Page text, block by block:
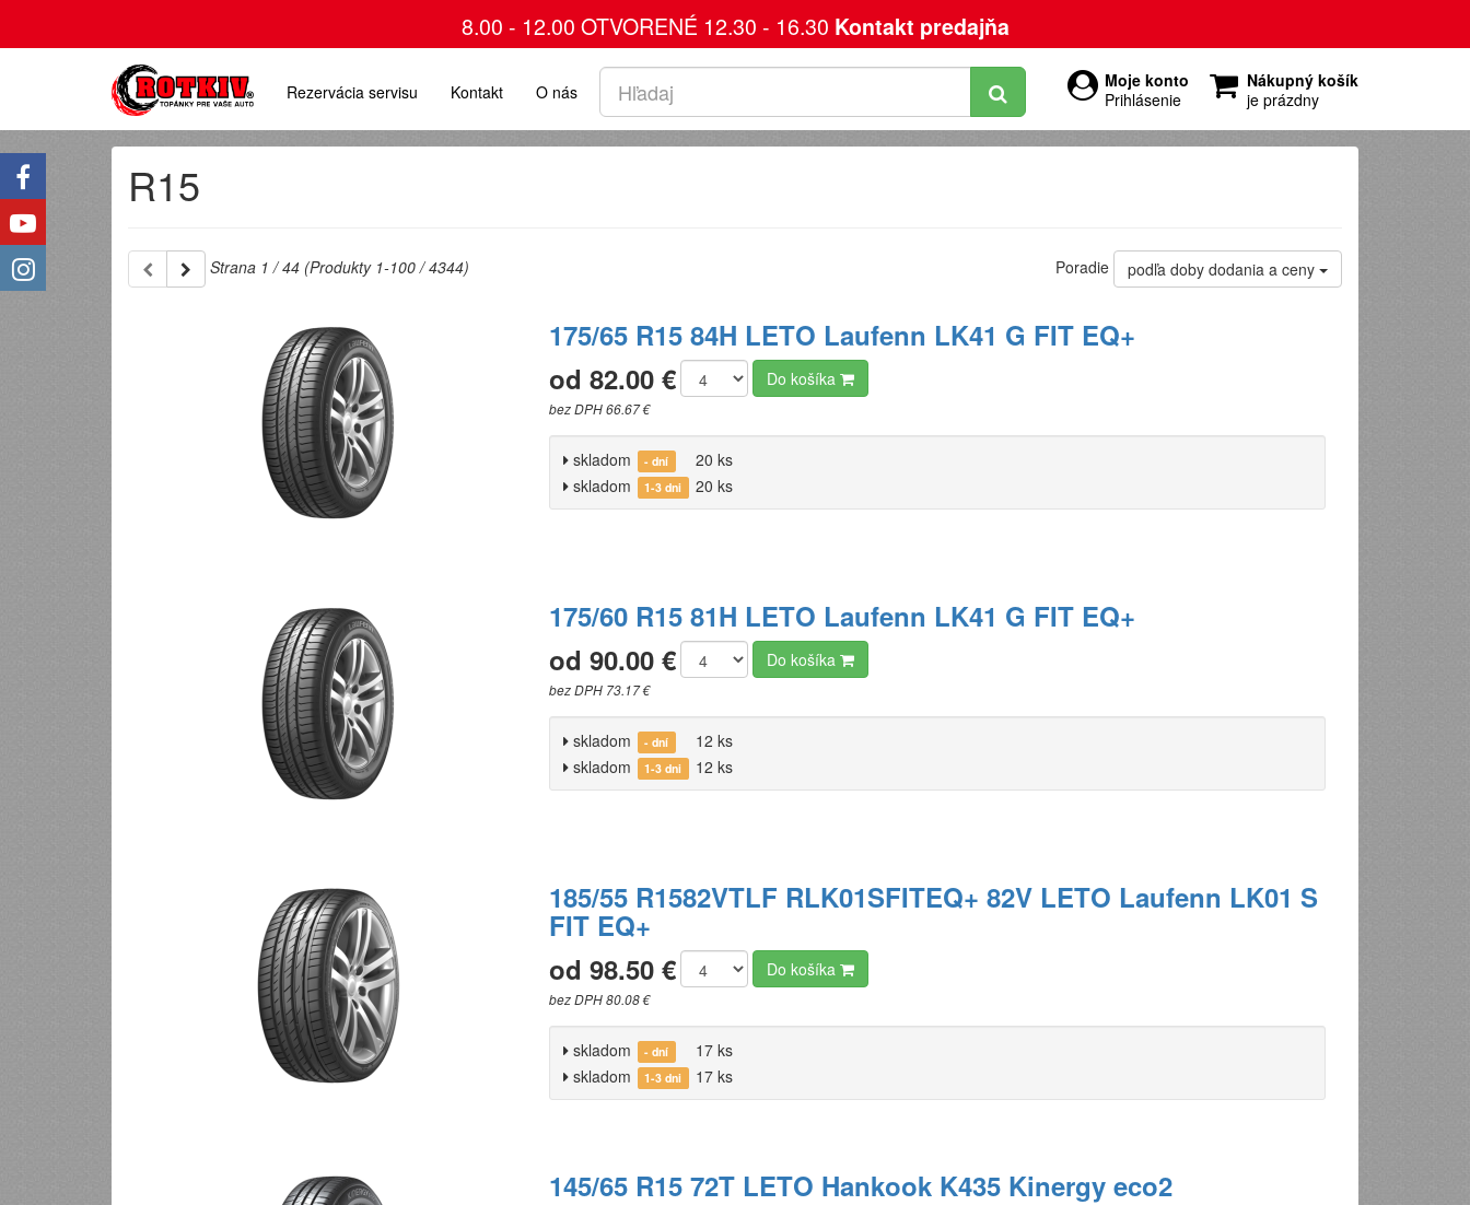
8.00 - 12.00 OTVORENÉ 12.30 - 16.30 Kontakt predajňa
Moje konto
Prihlásenie
Nákupný košík
je prázdny
Rezervácia servisu Kontakt O nás
R15
Poradie podľa doby dodania a ceny
Strana 1 / 44 (Produkty 1-100 / 4344)
175/65 R15 84H LETO Laufenn LK41 G FIT EQ+
od 82.00 €
bez DPH 66.67 €
Do košíka
skladom - dní
20 ks
skladom
1-3 dni 20 ks
175/60 R15 81H LETO Laufenn LK41 G FIT EQ+
od 90.00 €
bez DPH 73.17 €
Do košíka
skladom - dní
12 ks
skladom
1-3 dni 12 ks
185/55 R1582VTLF RLK01SFITEQ+ 82V LETO Laufenn LK01 S
FIT EQ+
od 98.50 €
bez DPH 80.08 €
Do košíka
skladom - dní
17 ks
skladom
1-3 dni 17 ks
145/65 R15 72T LETO Hankook K435 Kinergy eco2